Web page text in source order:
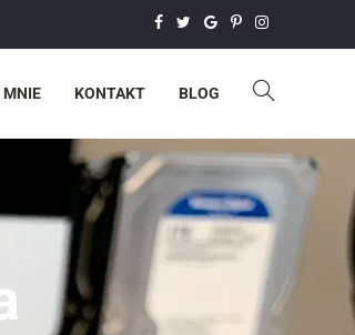
MNIE KONTAKT BLOG